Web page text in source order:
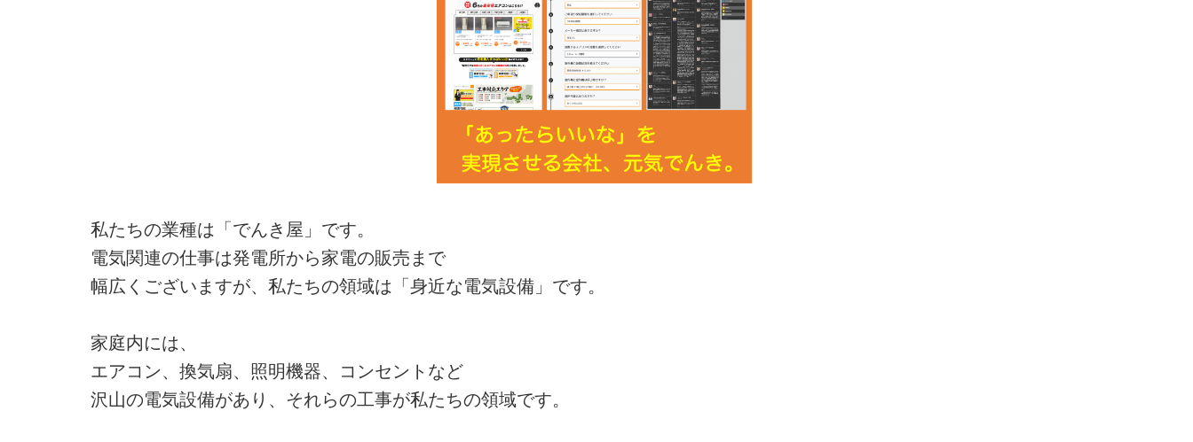
私たちの業種は「でんき屋」です。
電気関連の仕事は発電所から家電の販売まで
幅広くございますが、私たちの領域は「身近な電気設備」です。
家庭内には、
エアコン、換気扇、照明機器、コンセントなど
沢山の電気設備があり、それらの工事が私たちの領域です。